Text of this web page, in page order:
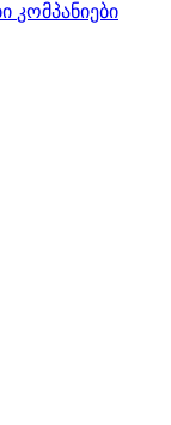
კომპანიები